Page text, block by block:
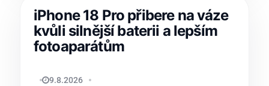
iPhone 18 Pro přibere na váze
kvůli silnější baterii a lepším
fotoaparátům
MATYÁŠ KOZÁK
9.8.2026